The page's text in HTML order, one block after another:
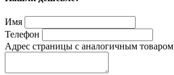
Имя
Телефон
Адрес страницы с аналогичным товаром